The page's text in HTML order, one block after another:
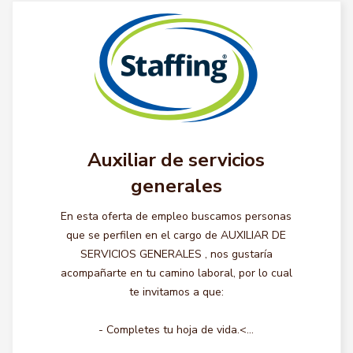
Auxiliar de servicios
generales
En esta oferta de empleo buscamos personas
que se perfilen en el cargo de AUXILIAR DE
SERVICIOS GENERALES , nos gustaría
acompañarte en tu camino laboral, por lo cual
te invitamos a que:
- Completes tu hoja de vida.<...